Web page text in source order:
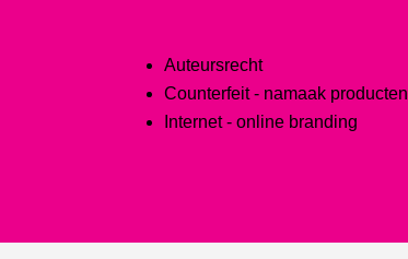
Auteursrecht
Counterfeit - namaak producten
Internet - online branding